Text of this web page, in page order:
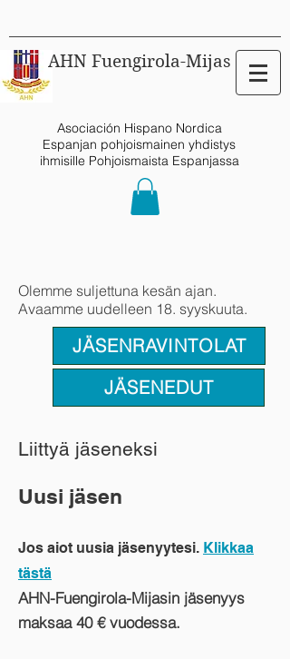
AHN Fuengirola-Mijas
Asociación Hispano Nordica
Espanjan pohjoismainen yhdistys
ihmisille Pohjoismaista Espanjassa
Olemme suljettuna kesän ajan.
Avaamme uudelleen 18. syyskuuta.
JÄSENRAVINTOLAT
JÄSENEDUT
Liittyä jäseneksi
Uusi jäsen
Jos aiot uusia jäsenyytesi. Klikkaa
tästä
AHN-Fuengirola-Mijasin jäsenyys
maksaa 40 € vuodessa.